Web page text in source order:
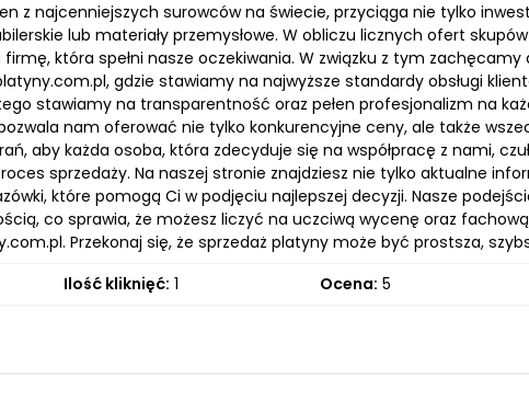
z najcenniejszych surowców na świecie, przyciąga nie tylko
lub materiały przemysłowe. W obliczu licznych ofert
która spełni nasze oczekiwania. W związku z tym
gdzie stawiamy na najwyższe standardy obsługi
stawiamy na transparentność oraz pełen profesjonalizm na
nam oferować nie tylko konkurencyjne ceny, ale także
aby każda osoba, która zdecyduje się na współpracę z nami,
sprzedaży. Na naszej stronie znajdziesz nie tylko aktualne
które pomogą Ci w podjęciu najlepszej decyzji. Nasze
co sprawia, że możesz liczyć na uczciwą wycenę oraz fachową
Przekonaj się, że sprzedaż platyny może być prostsza,
Ilość kliknięć: 1 Ocena: 5